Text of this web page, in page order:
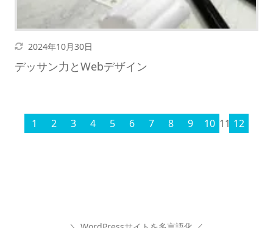
更新日
2024年10月30日
デッサン力とWebデザイン
1 2 3 4 5 6 7 8 9 10 11 12